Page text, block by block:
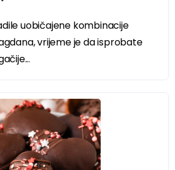
uobičajene kombinacije
vrijeme je da isprobate